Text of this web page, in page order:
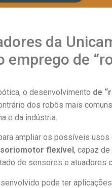
da
emprego de
o desenvolvimento de
dos robôs mais
e da indústria.
ampliar os possíveis
flexível , capaz
de sensores e atuadores
pode ter